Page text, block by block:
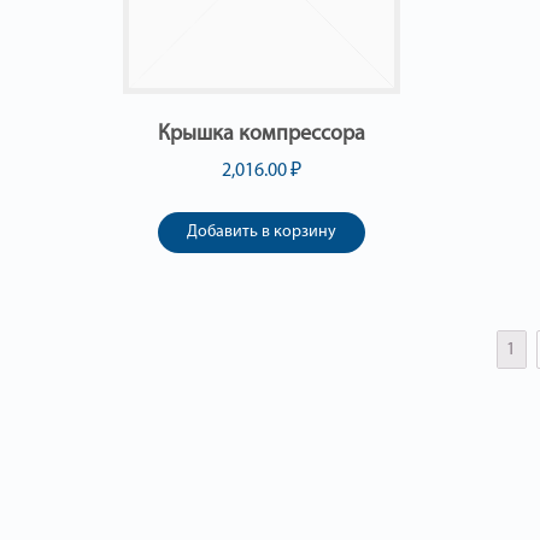
Крышка компрессора
2,016.00₽
Добавить в корзину
1